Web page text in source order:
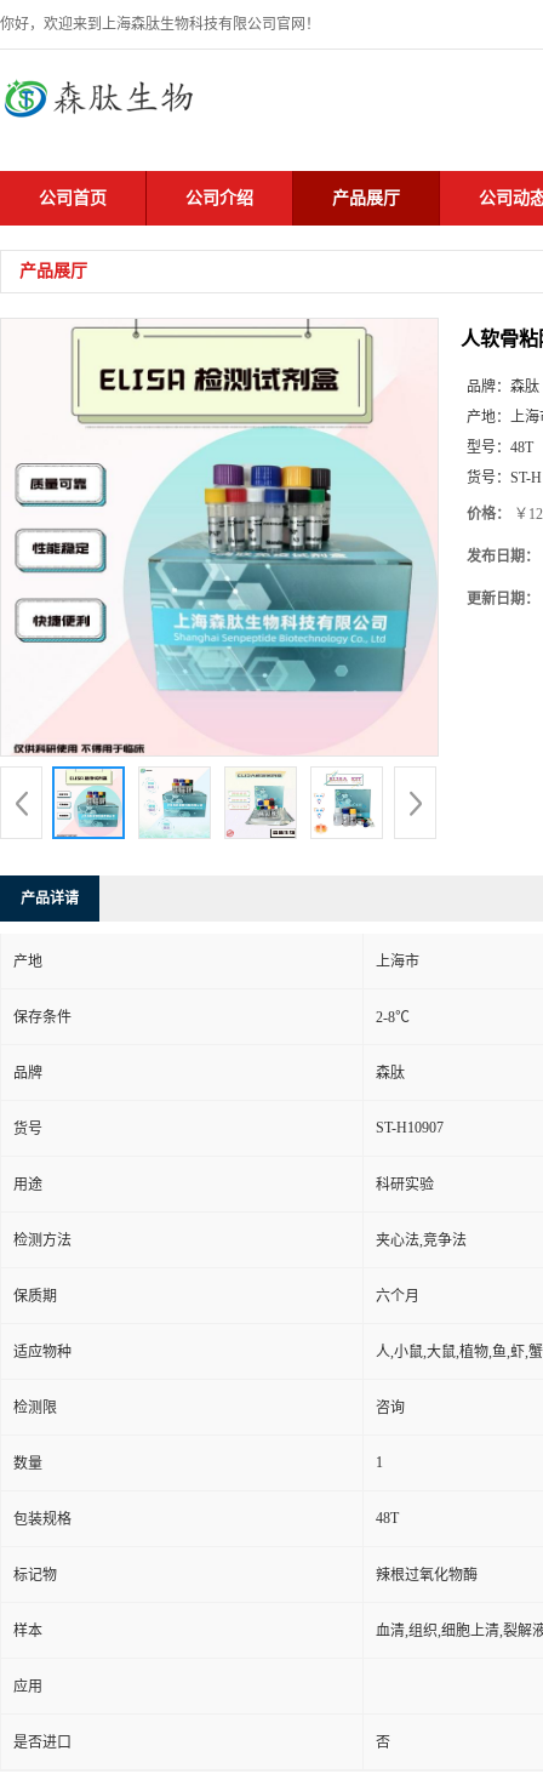
你好，欢迎来到上海森肽生物科技有限公司官网！
公司首页 公司介绍 产品展厅 公司动
产品展厅
人软骨
品牌： 森肽
产地： 上海
型号： 48T
货号： ST-
价格： ￥
发布日期：
更新日期：
产品详请
产地 上海市
保存条件 2-8℃
品牌 森肽
货号 ST-H10907
用途 科研实验
检测方法 夹心法,竞争法
保质期 六个月
适应物种 人,小鼠,大鼠,植物,鱼,虾,
检测限 咨询
数量 1
包装规格 48T
标记物 辣根过氧化物酶
样本 血清,组织,细胞上清,裂解
应用
是否进口 否